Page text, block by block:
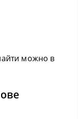
можно в